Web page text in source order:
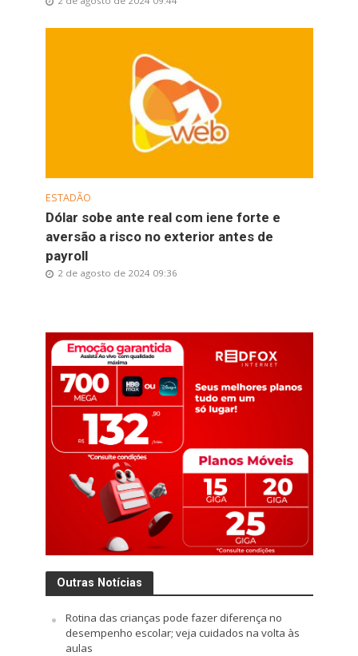
ESTADÃO
Dólar sobe ante real com iene forte e
aversão a risco no exterior antes de
payroll
2 de agosto de 2024 09:36
Outras Notícias
Rotina das crianças pode fazer diferença no
desempenho escolar; veja cuidados na volta às
aulas